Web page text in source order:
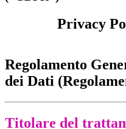
Privacy
Regolamento
dei Dati
Titolare del